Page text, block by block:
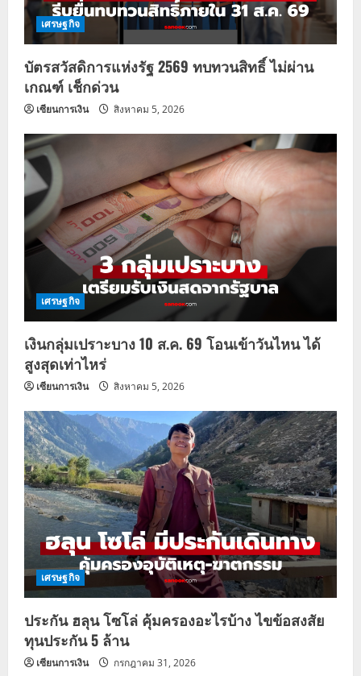
เศรษฐกิจ
บัตรสวัสดิการแห่งรัฐ 2569 ทบทวนสิทธิ์ ไม่ผ่าน
เกณฑ์ เช็กด่วน
เซียนการเงิน สิงหาคม 5, 2026
เศรษฐกิจ
เงินกลุ่มเปราะบาง 10 ส.ค. 69 โอนเข้าวันไหน ได้
สูงสุดเท่าไหร่
เซียนการเงิน สิงหาคม 5, 2026
เศรษฐกิจ
ประกัน ฮลุน โซโล่ คุ้มครองอะไรบ้าง ไขข้อสงสัย
ทุนประกัน 5 ล้าน
เซียนการเงิน กรกฎาคม 31, 2026